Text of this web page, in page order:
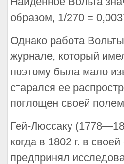
образом, 1/270 =
Однако работа
журнале, который
поэтому была мало
старался ее
поглощен своей
Гей-Люссаку
когда в 1802 г. в
предпринял